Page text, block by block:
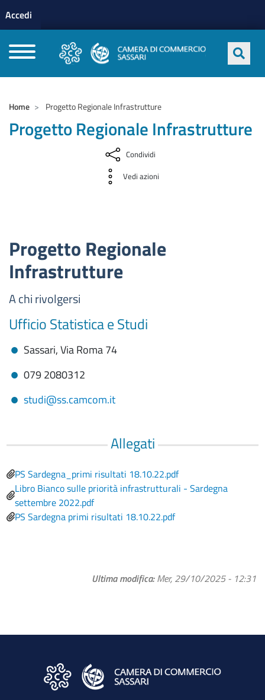
profilo utente
Accedi
Home Progetto Regionale Infrastrutture
Progetto Regionale Infrastrutture
Condividi
Vedi azioni
Progetto Regionale
Infrastrutture
A chi rivolgersi
Ufficio Statistica e Studi
Sassari, Via Roma 74
079 2080312
studi@ss.camcom.it
Allegati
PS Sardegna_primi risultati 18.10.22.pdf
Libro Bianco sulle priorità infrastrutturali - Sardegna
settembre 2022.pdf
PS Sardegna primi risultati 18.10.22.pdf
Ultima modifica Mer, 29/10/2025 - 12:31